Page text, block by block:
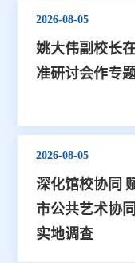
2026-08-05
姚大伟副校长
准研讨会作专
2026-08-05
深化馆校协同
市公共艺术协
实地调查